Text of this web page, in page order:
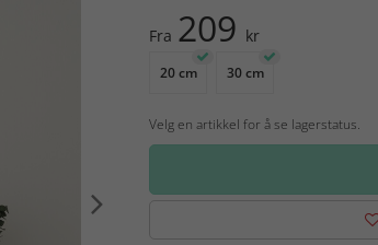
Fra 209 kr
20 cm 30 cm
Velg en artikkel for å se lagerstatus.